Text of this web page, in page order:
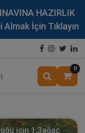
HAZIRLIK
Almak İçin Tıklayın
0
için 1,3ağaç